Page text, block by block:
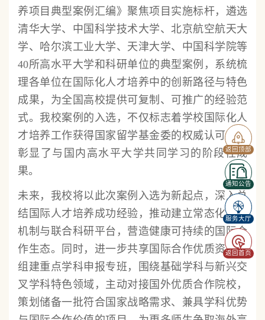
返回顶部
通知公告
服务大厅
返回首页
养项目典型案例汇编》聚焦项目实施标杆，遴选
清华大学、中国科学技术大学、北京航空航天大
学、哈尔滨工业大学、天津大学、中国科学院等
40所高水平大学和科研单位的典型案例，系统梳
理各单位在国际化人才培养中的创新路径与特色
成果，为全国高校提供可复制、可推广的经验范
式。我校案例的入选，不仅标志着学校国际化人
才培养工作获得国家留学基金委的权威认可，更
彰显了与国内高水平大学共同学习的阶段性成
果。
未来，我校将以此次案例入选为新起点，深入总
结国际人才培养成功经验，推动建立常态化交流
机制与联合科研平台，营造健康可持续的国际合
作生态。同时，进一步共享国际合作优质资源，
组建重点学科申报专班，围绕基础学科与新兴交
叉学科特色领域，主动对接国外优质合作院校，
策划储备一批符合国家战略需求、兼具学科优势